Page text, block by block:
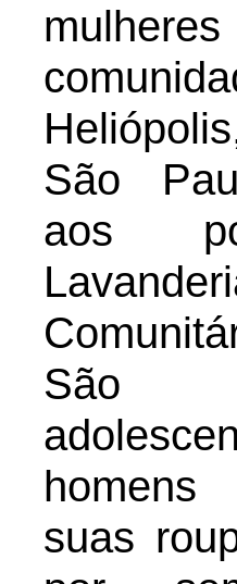
São
aos
São
suas